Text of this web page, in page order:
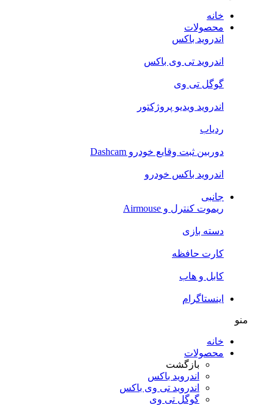
خانه
محصولات
اندروید باکس
اندروید تی‌ وی باکس
گوگل تی وی
اندروید ویدیو پروژکتور
ردیاب
دوربین ثبت وقایع خودرو Dashcam
اندروید باکس خودرو
جانبی
ریموت کنترل و Airmouse
دسته بازی
کارت حافظه
کابل و هاب
اینستاگرام
منو
خانه
محصولات
بازگشت
اندروید باکس
اندروید تی‌ وی باکس
گوگل تی وی